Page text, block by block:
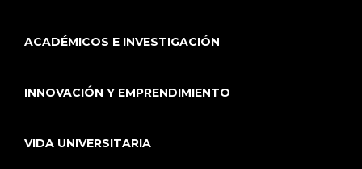
ACADÉMICOS E INVESTIGACIÓN
INNOVACIÓN Y EMPRENDIMIENTO
VIDA UNIVERSITARIA